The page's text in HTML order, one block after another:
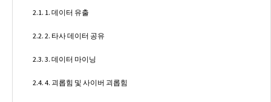
1. 데이터 유출
2. 타사 데이터 공유
3. 데이터 마이닝
4. 괴롭힘 및 사이버 괴롭힘